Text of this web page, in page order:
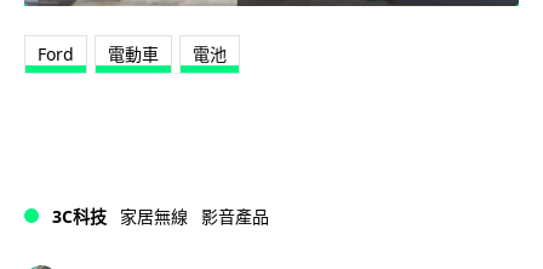
Ford 電動車 電池
3C科技 家居無線 影音產品